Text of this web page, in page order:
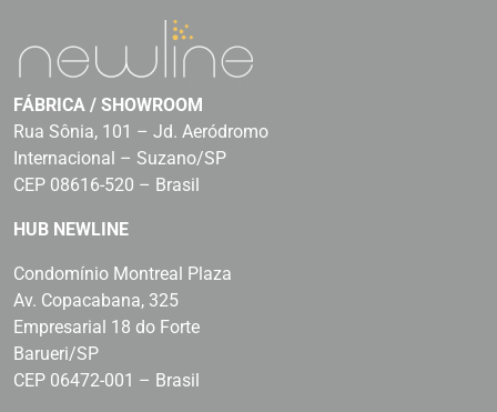
FÁBRICA / SHOWROOM
Rua Sônia, 101 – Jd. Aeródromo
Internacional – Suzano/SP
CEP 08616-520 – Brasil
HUB NEWLINE
Condomínio Montreal Plaza
Av. Copacabana, 325
Empresarial 18 do Forte
Barueri/SP
CEP 06472-001 – Brasil